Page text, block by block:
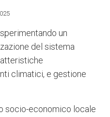
un
del sistema
climatici, e gestione
socio-economico locale